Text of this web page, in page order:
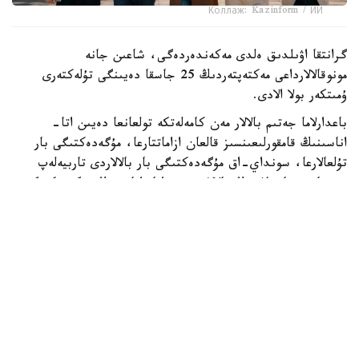
Коллаж: Kazinform / ИИ
گرانتقا اۋىلدىق ەلدى مەكەندەردەگى، شاعىن جانە
مونوقالالارداعى مەكتەپتەردىڭ 25 جاسقا دەيىنگى تۇلەكتەرى
ۇمىتكەر بولا الادى.
باعدارلاما جەتىم بالالار مەن كامەلەتكە تولعانعا دەيىن اتا-
اناسىنىڭ قامقورلىعىنسىز قالعان ازاماتتارعا، مۇگەدەكتىگى بار
تۇلعالارعا، سونداي-اق مۇگەدەكتىگى بار بالالاردى تاربيەلەپ